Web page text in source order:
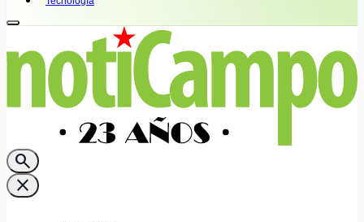
search
close